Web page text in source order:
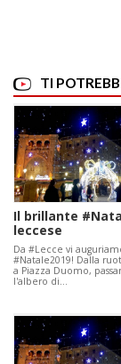
TI
Il brillante
leccese
Da #Lecce vi
#Natale2019! Dalla
a Piazza Duomo,
l'albero di…